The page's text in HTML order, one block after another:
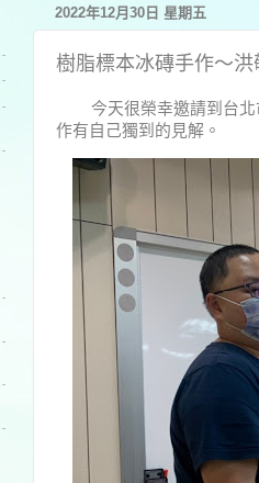
2022年12月30日 星期五
樹脂標本冰磚手作～
今天很榮幸邀請到台北
作有自己獨到的見解。